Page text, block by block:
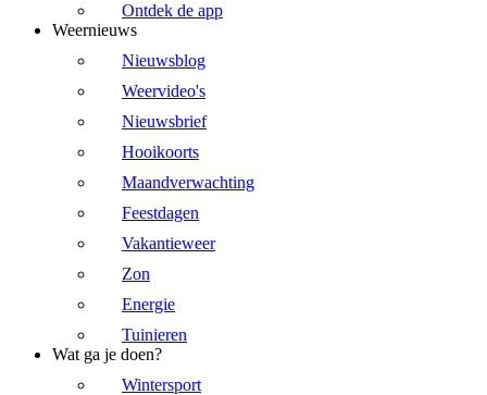
Ontdek de app
Weernieuws
Nieuwsblog
Weervideo's
Nieuwsbrief
Hooikoorts
Maandverwachting
Feestdagen
Vakantieweer
Zon
Energie
Tuinieren
Wat ga je doen?
Wintersport